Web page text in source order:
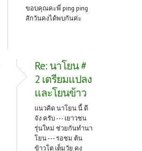
ขอบคุณคะพี่ ping ping
สักวันคงได้พบกันค่ะ
Re: นาโยน #
2 เตรียมแปลง
และโยนข้าว
แนวคิด นาโยน นี้ ดี
จัง ครับ --- เยาวชน
รุ่นใหม่ ช่วยกันทำนา
โยน --- รอชม ต้น
ข้าวโต เต็มวัย คง